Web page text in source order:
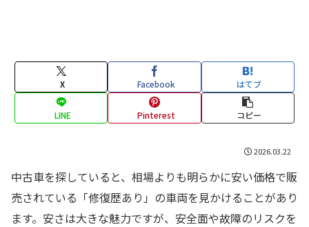
X Facebook はてブ
LINE Pinterest コピー
2026.03.22
中古車を探していると、相場よりも明らかに安い価格で販
売されている「修復歴あり」の車両を見かけることがあり
ます。安さは大きな魅力ですが、安全面や故障のリスクを